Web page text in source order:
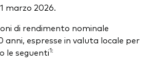
marzo 2026.
di rendimento nominale
anni, espresse in valuta locale per
le seguenti1: